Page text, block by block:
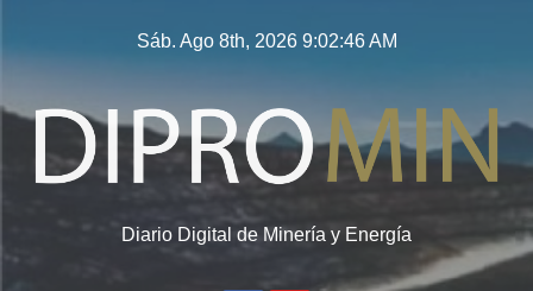
Sáb. Ago 8th, 2026 9:02:47 AM
Diario Digital de Minería y Energía